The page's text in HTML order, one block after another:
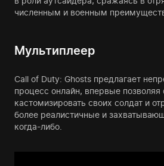
численным и военным
Мультиплеер
Call of Duty: Ghosts предлагает
процесс онлайн, впервые позволяя
кастомизировать своих солдат и
более реалистичные и
когда-либо.